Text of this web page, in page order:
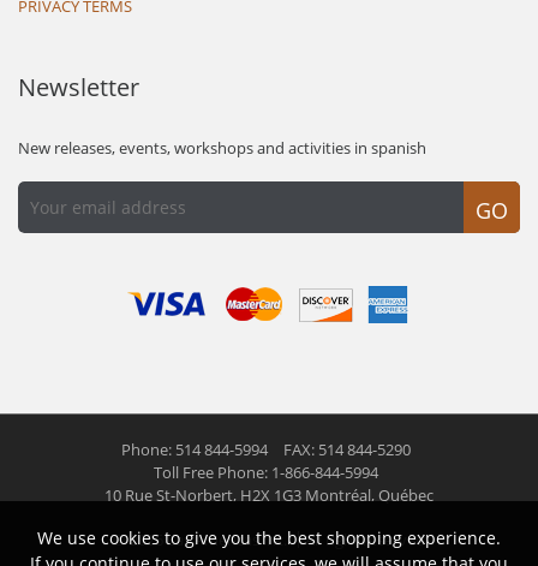
PRIVACY TERMS
Newsletter
New releases, events, workshops and activities in spanish
GO
Phone: 514 844-5994
FAX: 514 844-5290
Toll Free Phone: 1-866-844-5994
10 Rue St-Norbert, H2X 1G3 Montréal, Québec
© 2026 Las Americas inc. All right reserved
We use cookies to give you the best shopping experience.